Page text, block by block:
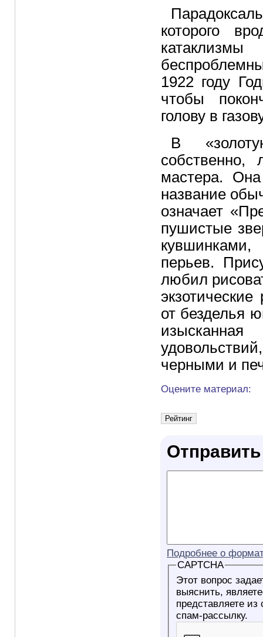
которого
1922 году
чтобы
голову в
В
собственно,
мастера.
название
означает
пушистые
перьев.
любил
от безделья
черными и
Оцените материал:
Подробнее о
CAPTCHA
Этот вопрос
выяснить, являетесь ли Вы
представляете
спам-рассылку.